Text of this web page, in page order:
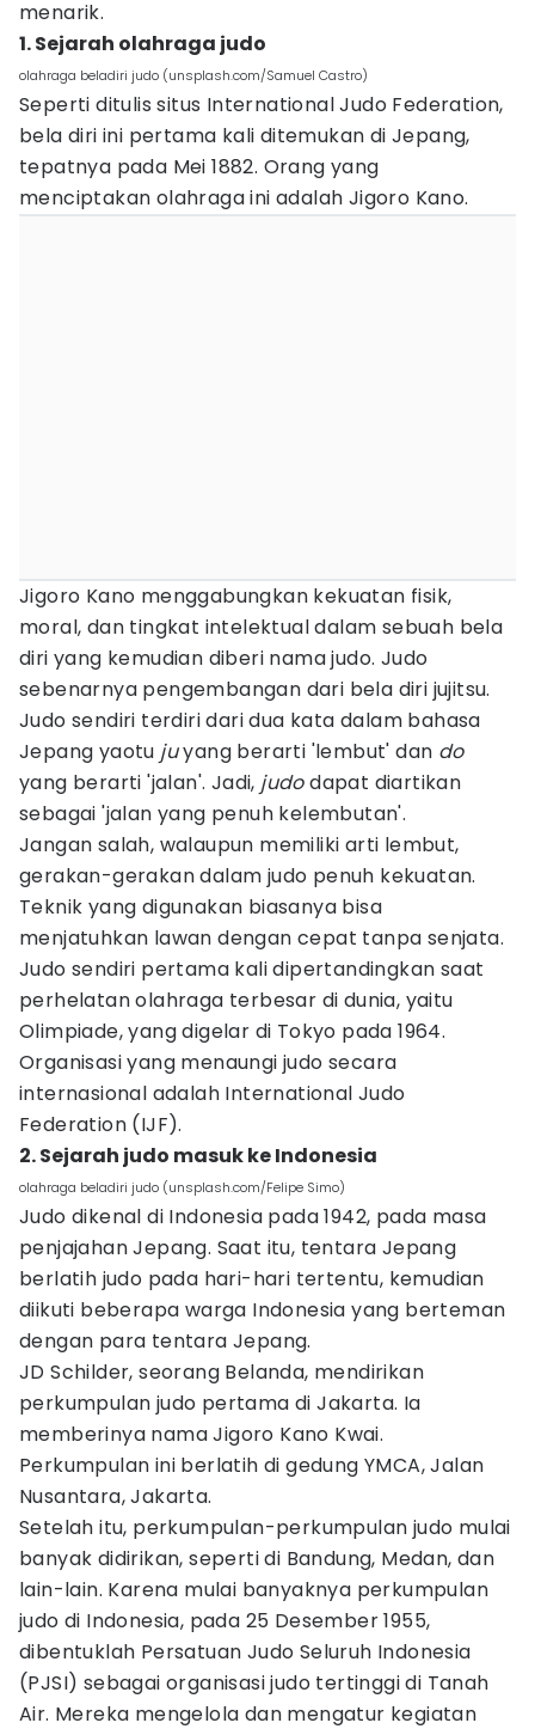
menarik.
1. Sejarah olahraga judo
olahraga beladiri judo (unsplash.com/Samuel Castro)
Seperti ditulis situs International Judo Federation,
bela diri ini pertama kali ditemukan di Jepang,
tepatnya pada Mei 1882. Orang yang
menciptakan olahraga ini adalah Jigoro Kano.
Jigoro Kano menggabungkan kekuatan fisik,
moral, dan tingkat intelektual dalam sebuah bela
diri yang kemudian diberi nama judo. Judo
sebenarnya pengembangan dari bela diri jujitsu.
Judo sendiri terdiri dari dua kata dalam bahasa
Jepang yaotu juyang berarti 'lembut' dan do
yang berarti 'jalan'. Jadi, judodapat diartikan
sebagai 'jalan yang penuh kelembutan'.
Jangan salah, walaupun memiliki arti lembut,
gerakan-gerakan dalam judo penuh kekuatan.
Teknik yang digunakan biasanya bisa
menjatuhkan lawan dengan cepat tanpa senjata.
Judo sendiri pertama kali dipertandingkan saat
perhelatan olahraga terbesar di dunia, yaitu
Olimpiade, yang digelar di Tokyo pada 1964.
Organisasi yang menaungi judo secara
internasional adalah International Judo
Federation (IJF).
2. Sejarah judo masuk ke Indonesia
olahraga beladiri judo (unsplash.com/Felipe Simo)
Judo dikenal di Indonesia pada 1942, pada masa
penjajahan Jepang. Saat itu, tentara Jepang
berlatih judo pada hari-hari tertentu, kemudian
diikuti beberapa warga Indonesia yang berteman
dengan para tentara Jepang.
JD Schilder, seorang Belanda, mendirikan
perkumpulan judo pertama di Jakarta. Ia
memberinya nama Jigoro Kano Kwai.
Perkumpulan ini berlatih di gedung YMCA, Jalan
Nusantara, Jakarta.
Setelah itu, perkumpulan-perkumpulan judo mulai
banyak didirikan, seperti di Bandung, Medan, dan
lain-lain. Karena mulai banyaknya perkumpulan
judo di Indonesia, pada 25 Desember 1955,
dibentuklah Persatuan Judo Seluruh Indonesia
(PJSI) sebagai organisasi judo tertinggi di Tanah
Air. Mereka mengelola dan mengatur kegiatan